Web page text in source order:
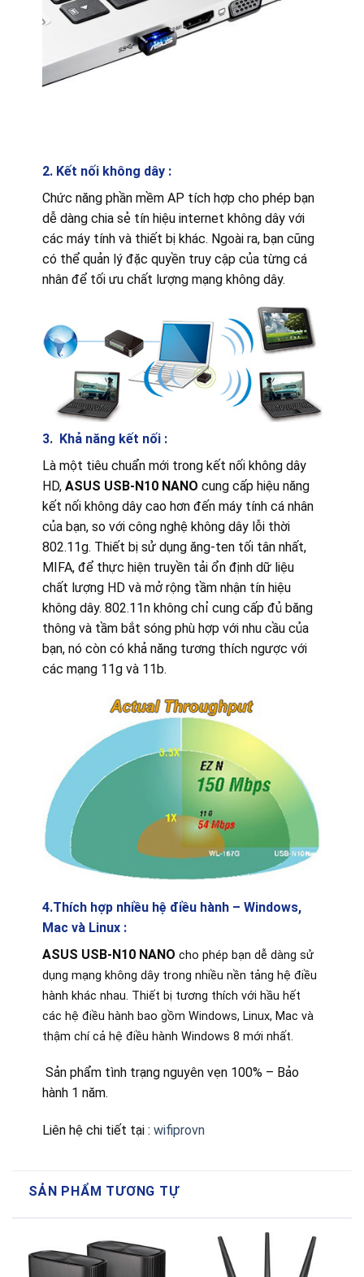
2. Kết nối không dây :
Chức năng phần mềm AP tích hợp cho phép bạn
dễ dàng chia sẻ tín hiệu internet không dây với
các máy tính và thiết bị khác. Ngoài ra, bạn cũng
có thể quản lý đặc quyền truy cập của từng cá
nhân để tối ưu chất lượng mạng không dây.
3. Khả năng kết nối :
Là một tiêu chuẩn mới trong kết nối không dây
HD, ASUS USB-N10 NANO cung cấp hiệu năng
kết nối không dây cao hơn đến máy tính cá nhân
của bạn, so với công nghệ không dây lỗi thời
802.11g. Thiết bị sử dụng ăng-ten tối tân nhất,
MIFA, để thực hiện truyền tải ổn định dữ liệu
chất lượng HD và mở rộng tầm nhận tín hiệu
không dây. 802.11n không chỉ cung cấp đủ băng
thông và tầm bắt sóng phù hợp với nhu cầu của
bạn, nó còn có khả năng tương thích ngược với
các mạng 11g và 11b.
4.Thích hợp nhiều hệ điều hành – Windows,
Mac và Linux :
ASUS USB-N10 NANO cho phép bạn dễ dàng sử
dụng mạng không dây trong nhiều nền tảng hệ điều
hành khác nhau. Thiết bị tương thích với hầu hết
các hệ điều hành bao gồm Windows, Linux, Mac và
thậm chí cả hệ điều hành Windows 8 mới nhất.
Sản phẩm tình trạng nguyên vẹn 100% – Bảo
hành 1 năm.
Liên hệ chi tiết tại : wifiprovn
SẢN PHẨM TƯƠNG TỰ